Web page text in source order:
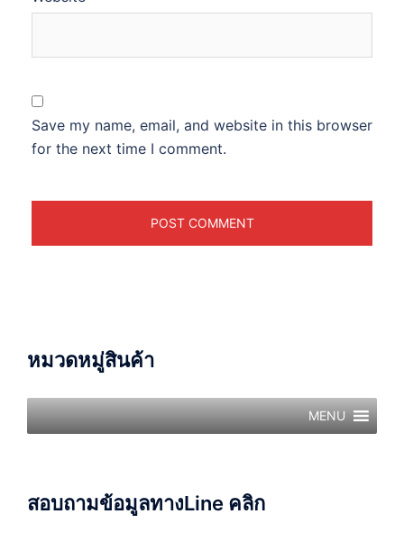
Save my name, email, and website in this browser
for the next time I comment.
หมวดหมู่สินค้า
MENU
สอบถามข้อมูลทางLine คลิก